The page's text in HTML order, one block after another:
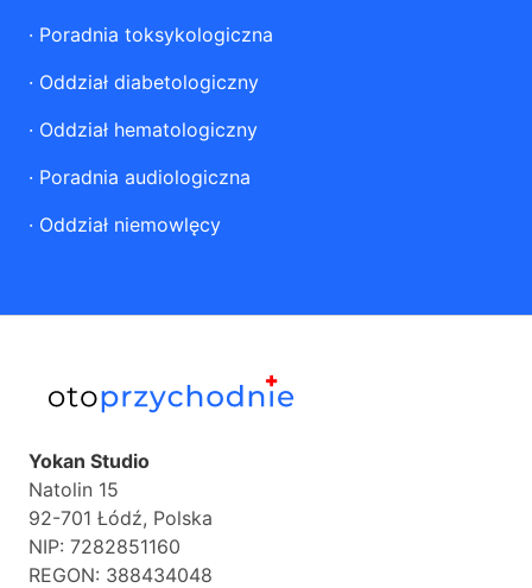
· Poradnia toksykologiczna
· Oddział diabetologiczny
· Oddział hematologiczny
· Poradnia audiologiczna
· Oddział niemowlęcy
Yokan Studio
Natolin 15
92-701 Łódź, Polska
NIP: 7282851160
REGON: 388434048